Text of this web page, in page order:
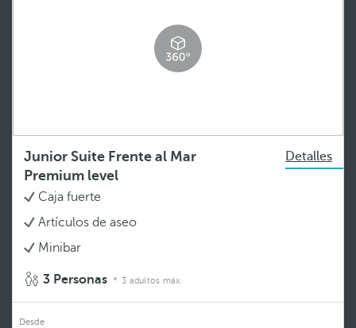
Junior Suite Frente al Mar
Premium level
Detalles
Caja fuerte
Artículos de aseo
Minibar
3 Personas 3 adultos máx.
Desde